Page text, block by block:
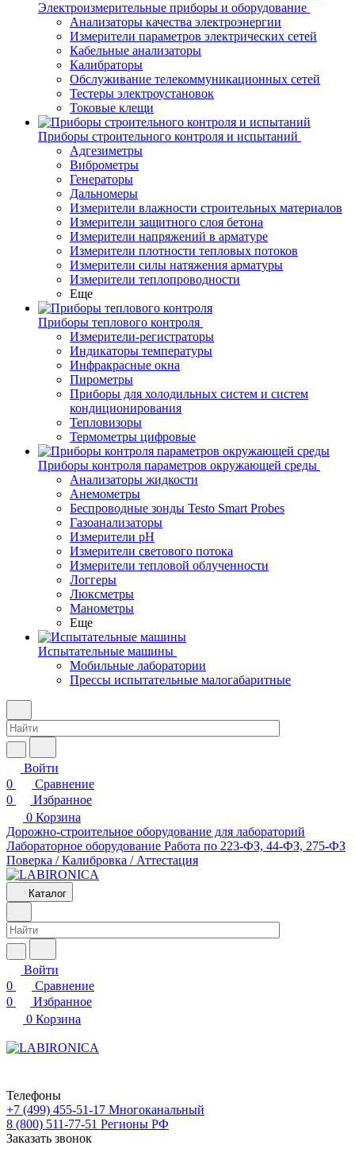
Электроизмерительные приборы и оборудование
Анализаторы качества электроэнергии
Измерители параметров электрических сетей
Кабельные анализаторы
Калибраторы
Обслуживание телекоммуникационных сетей
Тестеры электроустановок
Токовые клещи
Приборы строительного контроля и испытаний
Адгезиметры
Виброметры
Генераторы
Дальномеры
Измерители влажности строительных материалов
Измерители защитного слоя бетона
Измерители напряжений в арматуре
Измерители плотности тепловых потоков
Измерители силы натяжения арматуры
Измерители теплопроводности
Еще
Приборы теплового контроля
Измерители-регистраторы
Индикаторы температуры
Инфракрасные окна
Пирометры
Приборы для холодильных систем и систем
кондиционирования
Тепловизоры
Термометры цифровые
Приборы контроля параметров окружающей среды
Анализаторы жидкости
Анемометры
Беспроводные зонды Testo Smart Probes
Газоанализаторы
Измерители pH
Измерители светового потока
Измерители тепловой облученности
Логгеры
Люксметры
Манометры
Еще
Испытательные машины
Мобильные лаборатории
Прессы испытательные малогабаритные
Войти
0
Сравнение
0
Избранное
0 Корзина
Дорожно-строительное оборудование для лабораторий
Лабораторное оборудование Работа по 223-ФЗ, 44-ФЗ, 275-ФЗ
Поверка / Калибровка / Аттестация
Каталог
Войти
0
Сравнение
0
Избранное
0 Корзина
Телефоны
+7 (499) 455-51-17 Многоканальный
8 (800) 511-77-51 Регионы РФ
Заказать звонок